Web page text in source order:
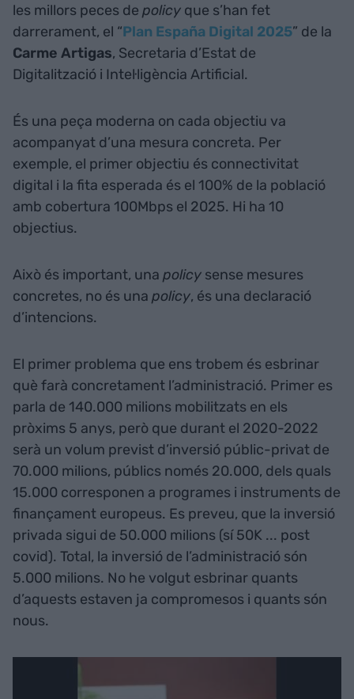
les millors peces de policy que s’han fet
darrerament, el “Plan España Digital 2025” de la
Carme Artigas, Secretaria d’Estat de
Digitalització i Intel·ligència Artificial.
És una peça moderna on cada objectiu va
acompanyat d’una mesura concreta. Per
exemple, el primer objectiu és connectivitat
digital i la fita esperada és el 100% de la població
amb cobertura 100Mbps el 2025. Hi ha 10
objectius.
Això és important, una policy sense mesures
concretes, no és una policy, és una declaració
d’intencions.
El primer problema que ens trobem és esbrinar
què farà concretament l’administració. Primer es
parla de 140.000 milions mobilitzats en els
pròxims 5 anys, però que durant el 2020-2022
serà un volum previst d’inversió públic-privat de
70.000 milions, públics només 20.000, dels quals
15.000 corresponen a programes i instruments de
finançament europeus. Es preveu, que la inversió
privada sigui de 50.000 milions (sí 50K ... post
covid). Total, la inversió de l’administració són
5.000 milions. No he volgut esbrinar quants
d’aquests estaven ja compromesos i quants són
nous.